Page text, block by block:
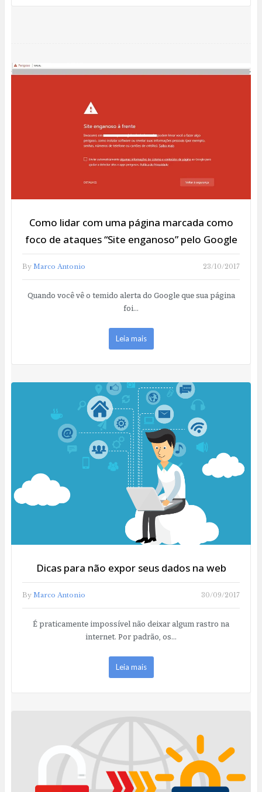
Como lidar com uma página marcada como
foco de ataques “Site enganoso” pelo Google
By Marco Antonio 23/10/2017
Quando você vê o temido alerta do Google que sua página
foi…
Leia mais
Dicas para não expor seus dados na web
By Marco Antonio 30/09/2017
É praticamente impossível não deixar algum rastro na
internet. Por padrão, os…
Leia mais